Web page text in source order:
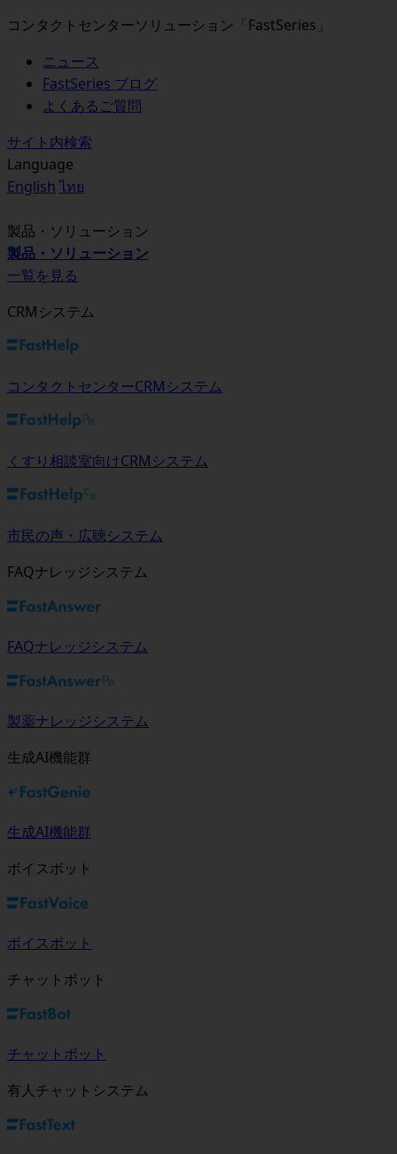
コンタクトセンターソリューション「FastSeries」
ニュース
FastSeries ブログ
よくあるご質問
サイト内検索
Language
English ไทย
製品・ソリューション
製品・ソリューション
一覧を見る
CRMシステム
コンタクトセンターCRMシステム
くすり相談室向けCRMシステム
市民の声・広聴システム
FAQナレッジシステム
FAQナレッジシステム
製薬ナレッジシステム
生成AI機能群
生成AI機能群
ボイスボット
ボイスボット
チャットボット
チャットボット
有人チャットシステム